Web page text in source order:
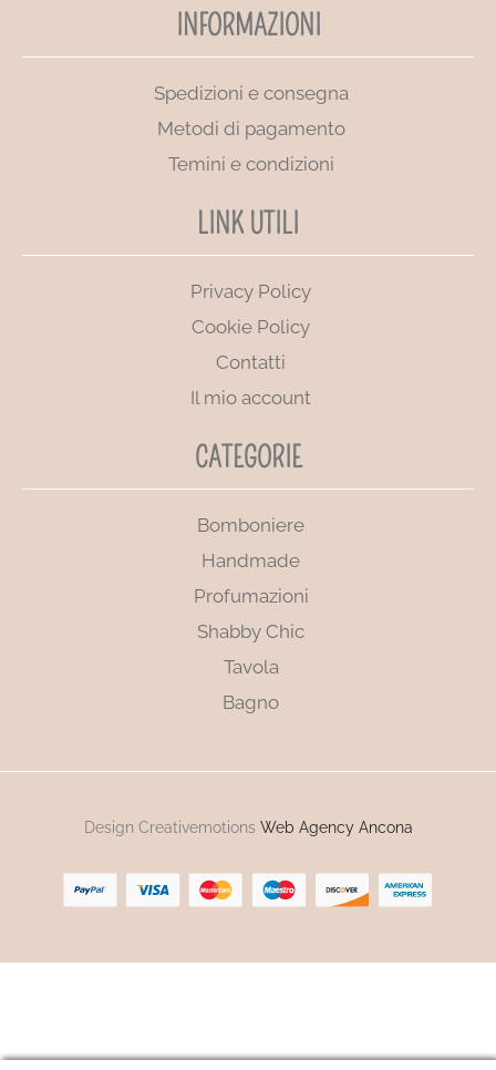
INFORMAZIONI
Spedizioni e consegna
Metodi di pagamento
Temini e condizioni
LINK UTILI
Privacy Policy
Cookie Policy
Contatti
Il mio account
CATEGORIE
Bomboniere
Handmade
Profumazioni
Shabby Chic
Tavola
Bagno
Design Creativemotions Web Agency Ancona